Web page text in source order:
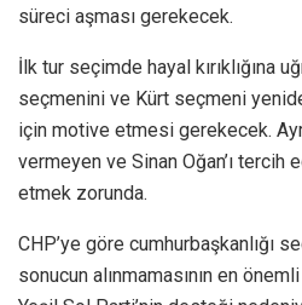
süreci aşması gerekecek.
İlk tur seçimde hayal kırıklığına
seçmenini ve Kürt seçmeni
için motive etmesi gerekecek.
vermeyen ve Sinan Oğan’ı tercih
etmek zorunda.
CHP’ye göre cumhurbaşkanlığı
sonucun alınmamasının en